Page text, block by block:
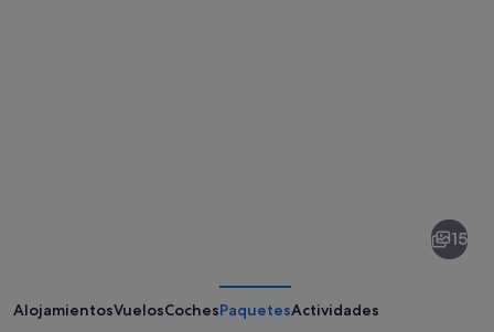
Pastor
15
AlojamientosVuelosCochesPaquetesActividades